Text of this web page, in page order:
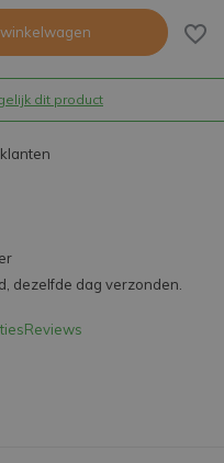
dit product
dezelfde dag verzonden.
Reviews